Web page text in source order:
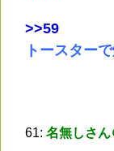
>>59
トースター
61: 名無しさ